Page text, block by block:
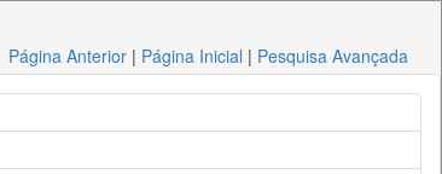
Página Anterior | Página Inicial | Pesquisa Avançada